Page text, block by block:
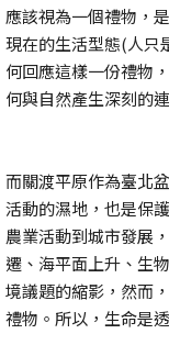
應該視為一個禮物，
現在的生活型態(人只
何回應這樣一份禮物
何與自然產生深刻的
而關渡平原作為臺北
活動的濕地，也是保
農業活動到城市發展
遷、海平面上升、生
境議題的縮影，然而
禮物。所以，生命是